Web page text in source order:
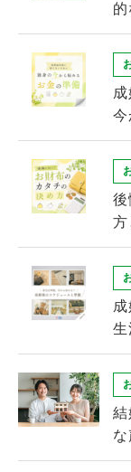
的
今
後
方
生
結